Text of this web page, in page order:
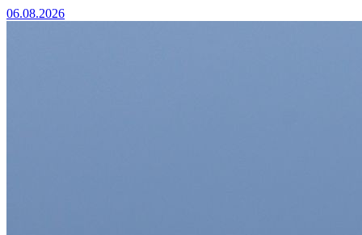
06.08.2026